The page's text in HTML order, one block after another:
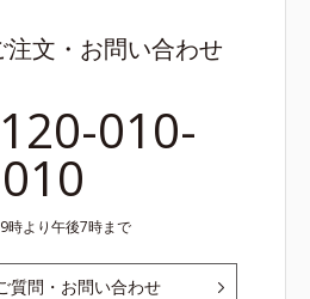
文・お問い合わせ
010-
010
時より午後7時まで
質問・お問い合わせ